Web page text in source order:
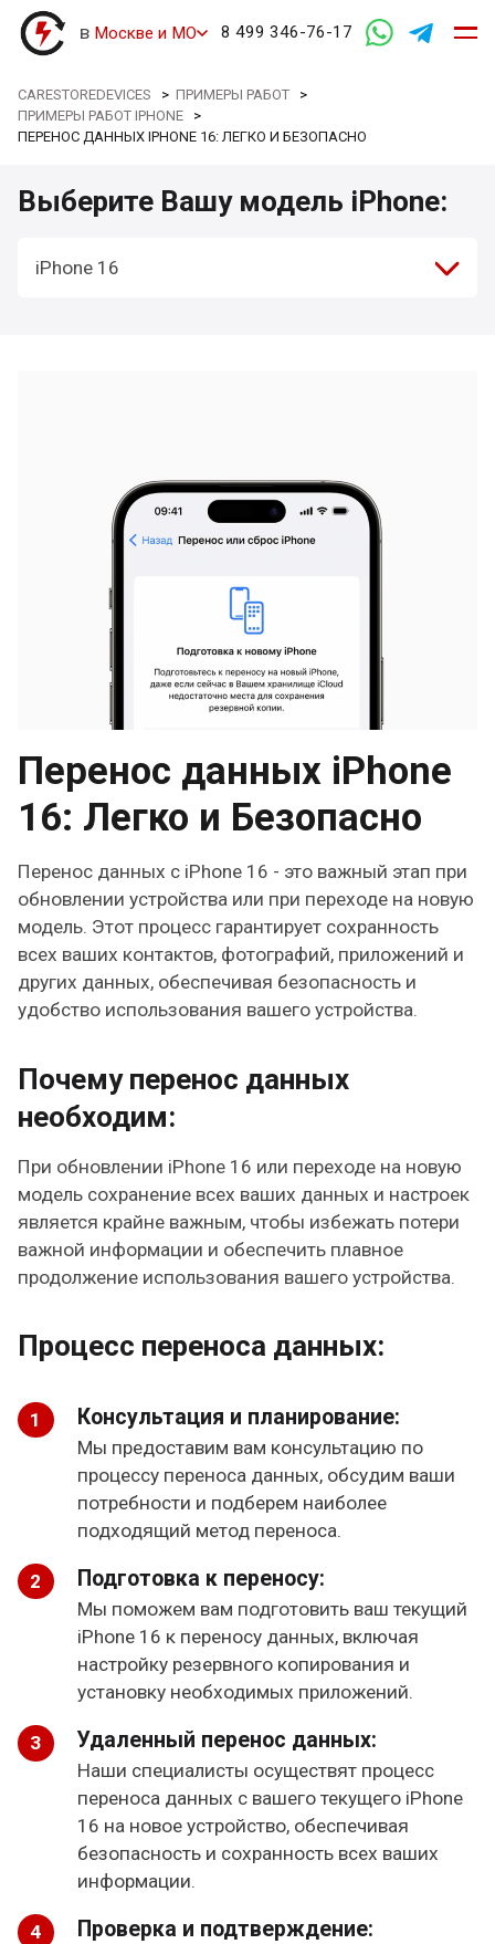
в Москве и МО 8 499 346-76-17
CARESTOREDEVICES >ПРИМЕРЫ РАБОТ >
ПРИМЕРЫ РАБОТ IPHONE >
ПЕРЕНОС ДАННЫХ IPHONE 16: ЛЕГКО И БЕЗОПАСНО
Выберите Вашу модель iPhone:
iPhone 16
Перенос данных iPhone
16: Легко и Безопасно
Перенос данных с iPhone 16 - это важный этап при
обновлении устройства или при переходе на новую
модель. Этот процесс гарантирует сохранность
всех ваших контактов, фотографий, приложений и
других данных, обеспечивая безопасность и
удобство использования вашего устройства.
Почему перенос данных
необходим:
При обновлении iPhone 16 или переходе на новую
модель сохранение всех ваших данных и настроек
является крайне важным, чтобы избежать потери
важной информации и обеспечить плавное
продолжение использования вашего устройства.
Процесс переноса данных:
Консультация и планирование:
Мы предоставим вам консультацию по
процессу переноса данных, обсудим ваши
потребности и подберем наиболее
подходящий метод переноса.
Подготовка к переносу:
Мы поможем вам подготовить ваш текущий
iPhone 16 к переносу данных, включая
настройку резервного копирования и
установку необходимых приложений.
Удаленный перенос данных:
Наши специалисты осуществят процесс
переноса данных с вашего текущего iPhone
16 на новое устройство, обеспечивая
безопасность и сохранность всех ваших
информации.
Проверка и подтверждение: